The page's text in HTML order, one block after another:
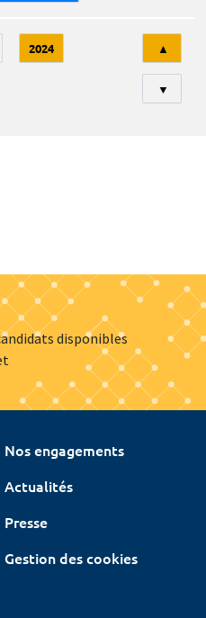
2024 ▲
▼
disponibles
Nos engagements
Actualités
Presse
Gestion des cookies